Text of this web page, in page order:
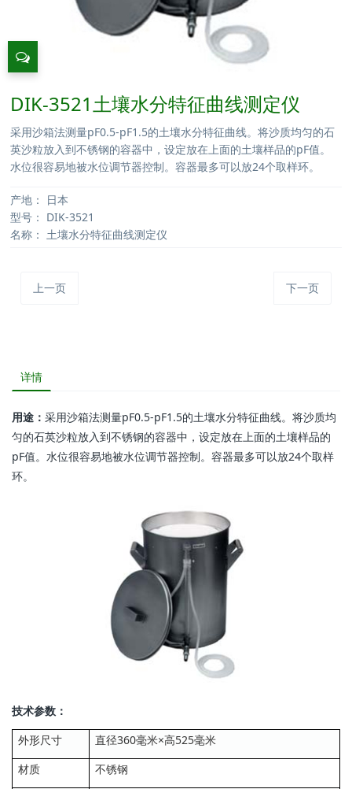
DIK-3521土壤水分特征曲线测定仪
采用沙箱法测量pF0.5-pF1.5的土壤水分特征曲线。将沙质均匀的石
英沙粒放入到不锈钢的容器中，设定放在上面的土壤样品的pF值。
水位很容易地被水位调节器控制。容器最多可以放24个取样环。
产地：
日本
型号： DIK-3521
名称： 土壤水分特征曲线测定仪
上一页 下一页
详情
用途： 采用沙箱法测量pF0.5-pF1.5的土壤水分特征曲线。将沙质均
匀的石英沙粒放入到不锈钢的容器中，设定放在上面的土壤样品的
pF值。水位很容易地被水位调节器控制。容器最多可以放24个取样
环。
技术参数：
外形尺寸
直径360毫米×高525毫米
材质
不锈钢